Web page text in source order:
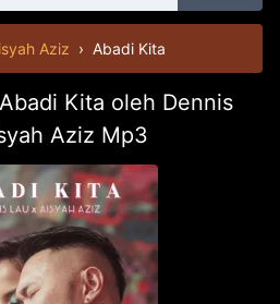
Aziz › Abadi Kita
Kita oleh Dennis
Aziz Mp3